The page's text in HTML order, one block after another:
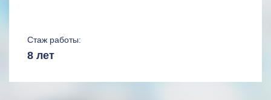
Стаж работы:
8 лет